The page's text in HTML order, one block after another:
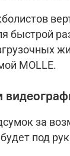
быстрой
MOLLE.
за
под